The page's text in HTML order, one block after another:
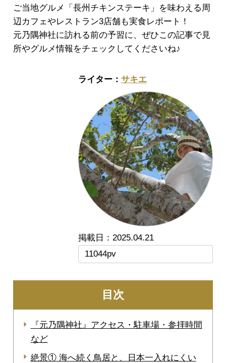
ご当地グルメ「長州チキンステーキ」を味わえる周
辺カフェやレストラン3店舗も実食レポート！
元乃隅神社に訪れる前の予習に、ぜひこの記事で見
所やグルメ情報をチェックしてくださいね♪
サキエ
2025.04.21
11044pv
目次
『元乃隅神社』アクセス・駐車場・参拝時間
など
絶景① 海へ続く鳥居と、日本一入れにくい